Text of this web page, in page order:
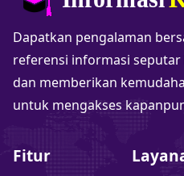
Dapatkan pengalaman
referensi informasi
dan memberikan
untuk mengakses
Fitur